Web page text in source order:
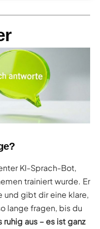
KI-Sprach-Bot,
trainiert wurde. Er
und gibt dir eine klare,
lange fragen, bis du
ruhig aus – es ist ganz